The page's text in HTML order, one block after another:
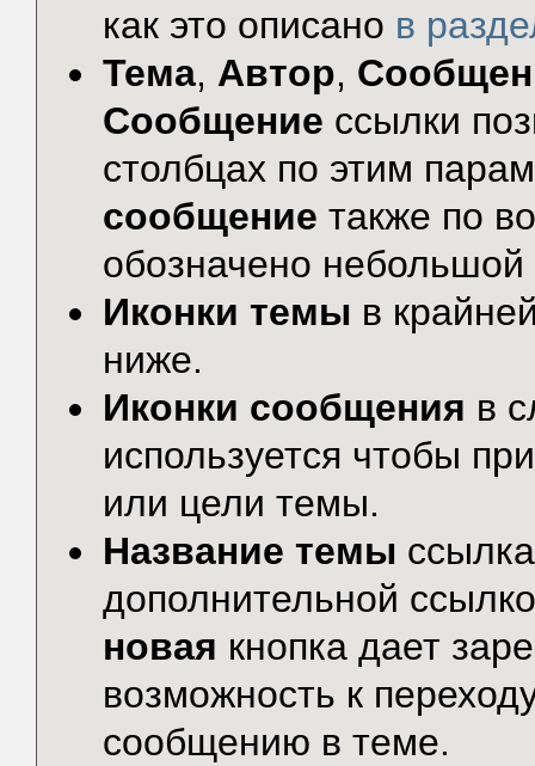
как это описано в
Тема, Автор,
Сообщение ссылки
столбцах по этим
сообщение также по
обозначено небольшой
Иконки темы в
ниже.
Иконки сообщения в
используется чтобы
или цели темы.
Название темы
дополнительной
новая кнопка дает
возможность к
сообщению в теме.